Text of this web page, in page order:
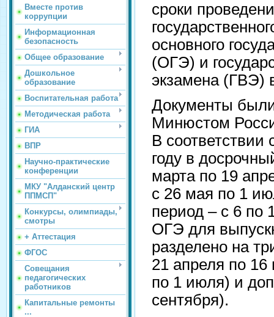
Вместе против
коррупции
Информационная
безопасность
Общее образование
Дошкольное
образование
Воспитательная работа
Методическая работа
ГИА
ВПР
Научно-практические
конференции
МКУ "Алданский центр
ППМСП"
Конкурсы, олимпиады,
смотры
+ Аттестация
ФГОС
Совещания
педагогических
работников
Капитальные ремонты
...
сроки
основного
(ОГЭ) и
экзамена (ГВЭ)
Документы
Минюстом
В
году в
марта по 19
с 26 мая по 1
период – с 6 по
ОГЭ для
разделено на
21 апреля по
по 1 июля) и
сентября).